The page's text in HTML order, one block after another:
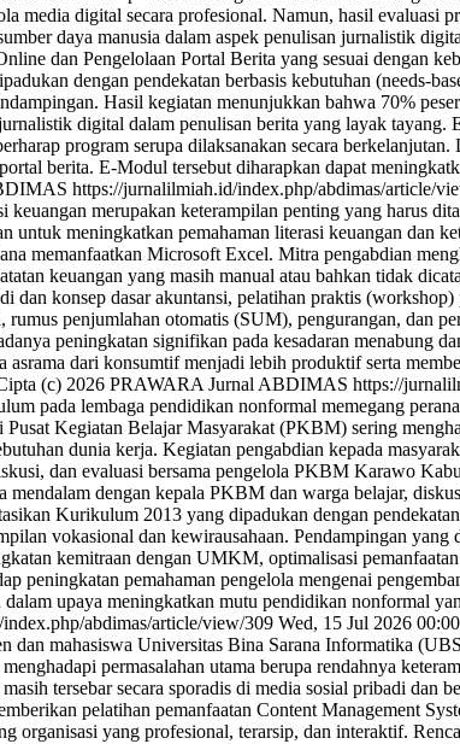
media digital secara profesional. Namun, hasil evaluasi
daya manusia dalam aspek penulisan jurnalistik
dan Pengelolaan Portal Berita yang sesuai dengan
dengan pendekatan berbasis kebutuhan (needs-
Hasil kegiatan menunjukkan bahwa 70%
digital dalam penulisan berita yang layak
program serupa dilaksanakan secara
berita. E-Modul tersebut diharapkan dapat
https://jurnalilmiah.id/index.php/abdimas/article/
keuangan merupakan keterampilan penting yang harus
meningkatkan pemahaman literasi keuangan dan
memanfaatkan Microsoft Excel. Mitra pengabdian
keuangan yang masih manual atau bahkan tidak
dan konsep dasar akuntansi, pelatihan praktis
penjumlahan otomatis (SUM), pengurangan, dan
peningkatan signifikan pada kesadaran menabung
dari konsumtif menjadi lebih produktif serta
(c) 2026 PRAWARA Jurnal ABDIMAS https://
pada lembaga pendidikan nonformal memegang
Kegiatan Belajar Masyarakat (PKBM) sering
dunia kerja. Kegiatan pengabdian kepada
dan evaluasi bersama pengelola PKBM Karawo
dengan kepala PKBM dan warga belajar,
Kurikulum 2013 yang dipadukan dengan
vokasional dan kewirausahaan. Pendampingan
kemitraan dengan UMKM, optimalisasi
peningkatan pemahaman pengelola mengenai
upaya meningkatkan mutu pendidikan nonformal
abdimas/article/view/309 Wed, 15 Jul 2026
mahasiswa Universitas Bina Sarana Informatika
permasalahan utama berupa rendahnya
tersebar secara sporadis di media sosial pribadi
pelatihan pemanfaatan Content Management
yang profesional, terarsip, dan interaktif.